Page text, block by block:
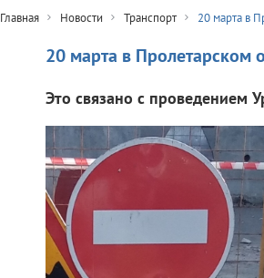
Главная Новости Транспорт 20 марта в
20 марта в Пролетарском
Это связано с проведением